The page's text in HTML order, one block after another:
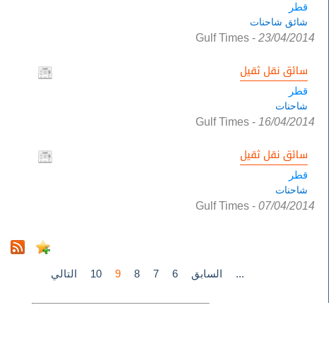
قطر
شائق شاحنات
Gulf Times - 23/04/2014
سائق نقل ثقيل
قطر
شاحنات
Gulf Times - 16/04/2014
سائق نقل ثقيل
قطر
شاحنات
Gulf Times - 07/04/2014
التالي 10 9 8 7 6 السابق ...